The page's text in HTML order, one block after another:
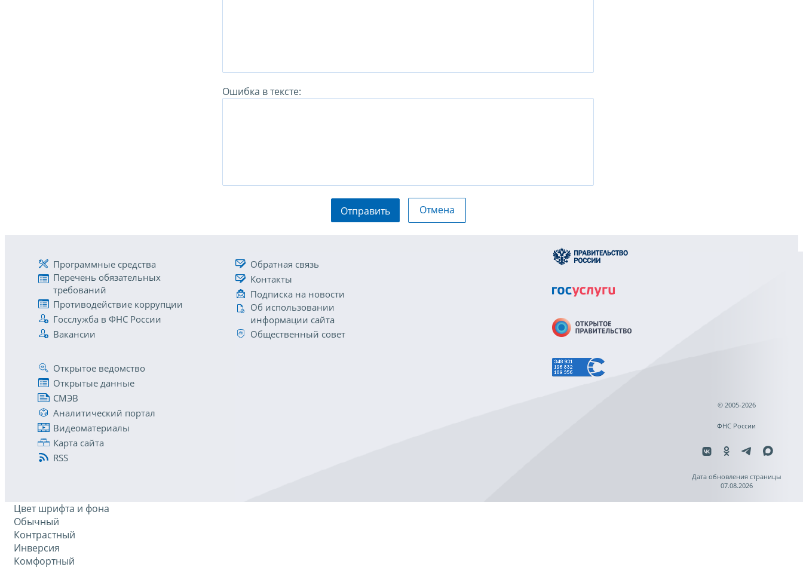
Ошибка в тексте:
Отправить Отмена
Программные средства
Перечень обязательных
требований
Противодействие коррупции
Госслужба в ФНС России
Вакансии
Обратная связь
Контакты
Подписка на новости
Об использовании
информации сайта
Общественный совет
Открытое ведомство
Открытые данные
СМЭВ
Аналитический портал
Видеоматериалы
Карта сайта
RSS
© 2005-2026
ФНС России
Дата обновления страницы
07.08.2026
Цвет шрифта и фона
Обычный
Контрастный
Инверсия
Комфортный